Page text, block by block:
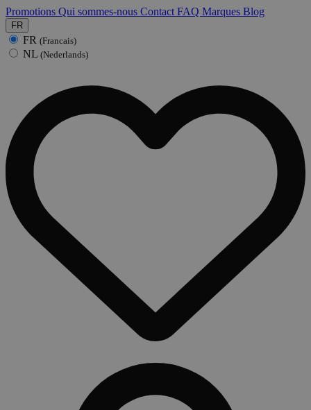
Promotions Qui sommes-nous Contact FAQ Marques Blog
FR
FR (Francais)
NL (Nederlands)